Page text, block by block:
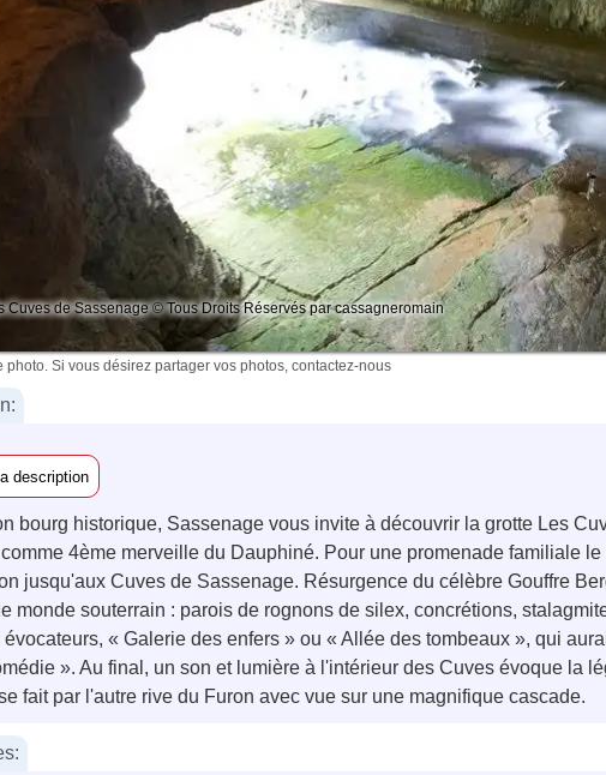
Cuves de Sassenage © Tous Droits Réservés par cassagneromain
photo. Si vous désirez partager vos photos, contactez-nous
description
bourg historique, Sassenage vous invite à découvrir la grotte Les
4ème merveille du Dauphiné. Pour une promenade familiale
jusqu'aux Cuves de Sassenage. Résurgence du célèbre Gouffre
monde souterrain : parois de rognons de silex, concrétions,
« Galerie des enfers » ou « Allée des tombeaux », qui
». Au final, un son et lumière à l'intérieur des Cuves évoque la
fait par l'autre rive du Furon avec vue sur une magnifique cascade.